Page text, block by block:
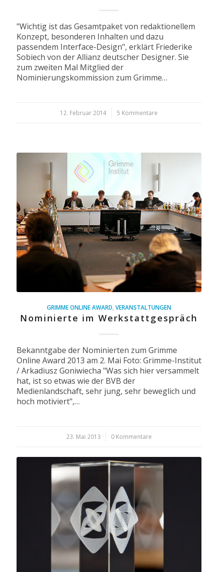
"Wichtig ist das Gesamtpaket von redaktionellem
Konzept, besonderen Inhalten und dazu
passendem Interface-Design", erklärt Friederike
Sobiech von der Allianz deutscher Designer. Sie
zum zweiten Mal Mitglied der
Nominierungskommission zum Grimme…
12. Februar 2014
/ 5 Kommentare
GRIMME ONLINE AWARD VERANSTALTUNGEN
Nominierte im Werkstattgespräch
Bekanntgabe der Nominierten zum Grimme
Online Award 2013 am 2. Mai Foto: Grimme-Institut
/ Arkadiusz Goniwiecha "Was sich hier versammelt
hat, ist so etwas wie der BVB der
Medienlandschaft, sehr jung, sehr beweglich und
hoch motiviert",…
23. Mai 2013 0 Kommentare